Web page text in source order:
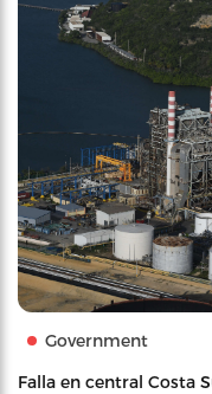
Government
Falla en central Costa